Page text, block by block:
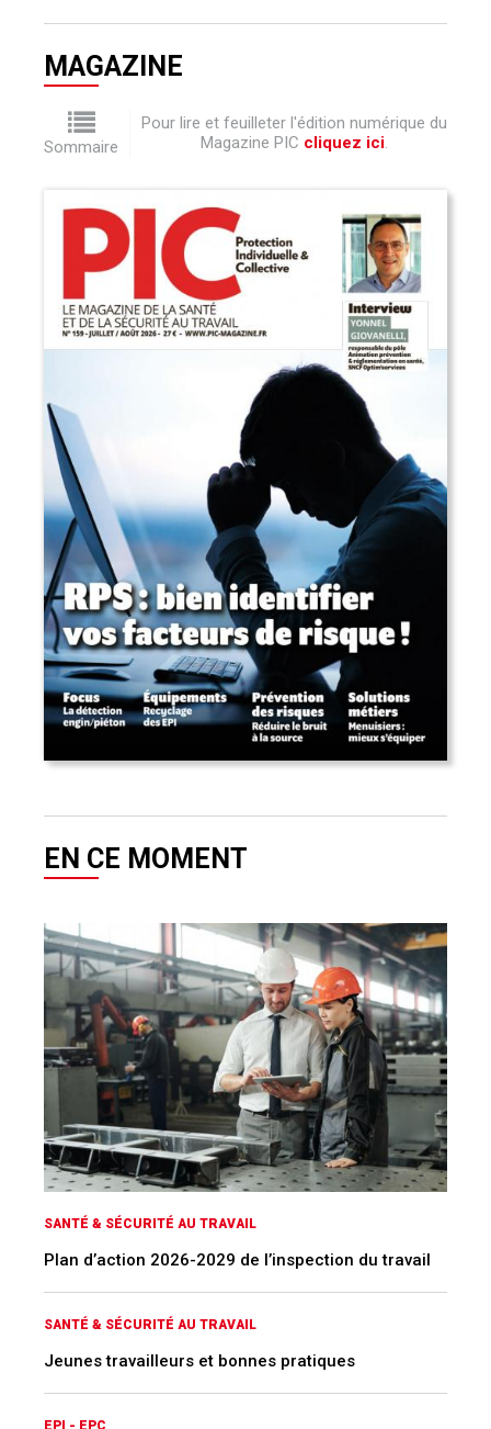
MAGAZINE
Sommaire
Pour lire et feuilleter l'édition numérique du
Magazine PIC cliquez ici.
EN CE MOMENT
SANTÉ & SÉCURITÉ AU TRAVAIL
Plan d’action 2026-2029 de l’inspection du travail
SANTÉ & SÉCURITÉ AU TRAVAIL
Jeunes travailleurs et bonnes pratiques
EPI - EPC